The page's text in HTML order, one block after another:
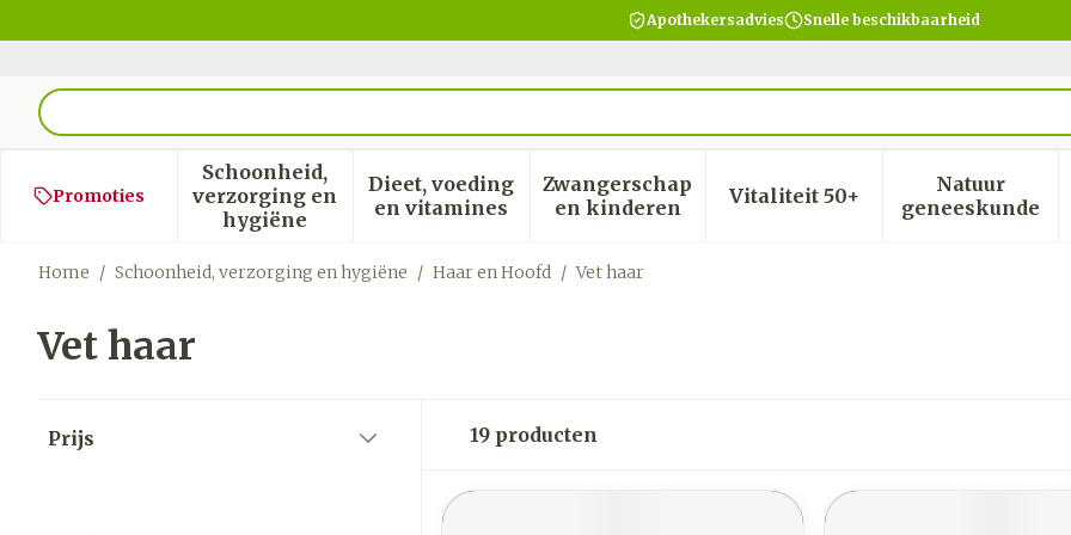
Apothekersadvies Snelle beschikbaarheid
Product, merk, categorie...
Promoties
Schoonheid,
verzorging en
hygiëne
Toon submenu voor Schoonheid, verzorging en hygiëne categorie
Dieet, voeding
en vitaminesToon submenu voor Dieet, voeding en vitamines categorie
Zwangerschap
en kinderenToon submenu voor Zwangerschap en
Vitaliteit 50+Toon submenu voor
Natuur
geneeskunde
Toon
Home / Schoonheid, verzorging en hygiëne / Haar en Hoofd / Vet haar
Vet haar
Prijs
19 producten